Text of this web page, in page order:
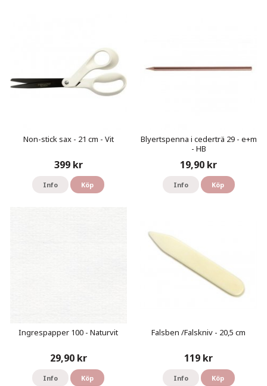
Non-stick sax - 21 cm - Vit
399 kr
Info Köp
Blyertspenna i cederträ 29 - e+m
- HB
19,90 kr
Info Köp
Ingrespapper 100 - Naturvit
29,90 kr
Info Köp
Falsben /Falskniv - 20,5 cm
119 kr
Info Köp